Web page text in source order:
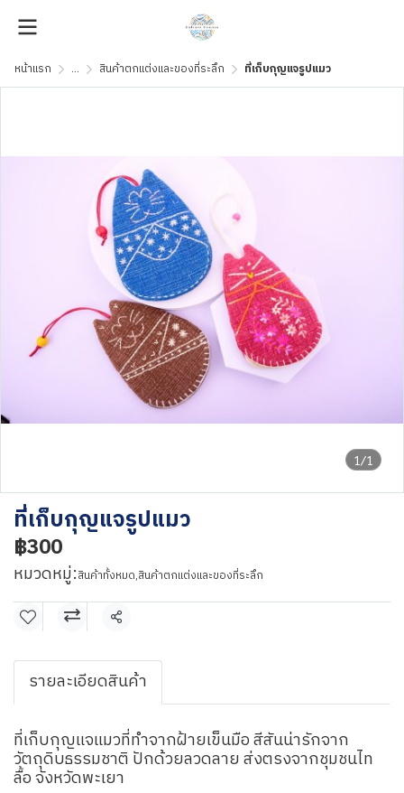
หน้าแรก ... สินค้าตกแต่งและของที่ระลึก ที่เก็บกุญแจรูปแมว
1/1
ที่เก็บกุญแจรูปแมว
฿300
หมวดหมู่:สินค้าทั้งหมด,สินค้าตกแต่งและของที่ระลึก
แชร์
รายละเอียดสินค้า
ที่เก็บกุญแจแมวที่ทำจากฝ้ายเข็นมือ สีสันน่ารักจาก
วัตถุดิบธรรมชาติ ปักด้วยลวดลาย ส่งตรงจากชุมชนไท
ลื้อ จังหวัดพะเยา